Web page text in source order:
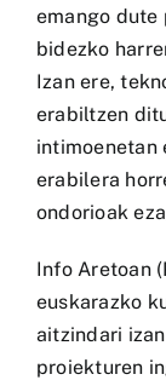
emango dute
bidezko
Izan ere,
erabiltzen
intimoenetan
erabilera
ondorioak
Info Aretoan
euskarazko
aitzindari
proiekturen